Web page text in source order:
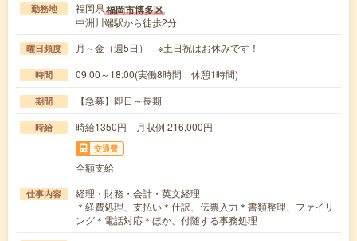
勤務地 福岡県福岡市博多区
中洲川端駅から徒歩2分
曜日頻度 月～金（週5日） ※土日祝はお休みです！
時間 09:00～18:00(実働8時間 休憩1時間)
期間 【急募】即日～長期
時給 時給1350円 月収例 216,000円
交通費
全額支給
仕事内容
経理・財務・会計・英文経理
＊経費処理、支払い＊仕訳、伝票入力＊書類整理、ファイリ
ング＊電話対応＊ほか、付随する事務処理